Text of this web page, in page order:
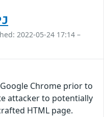
2022-05-24 17:14 –
Chrome prior to
attacker to potentially
HTML page.